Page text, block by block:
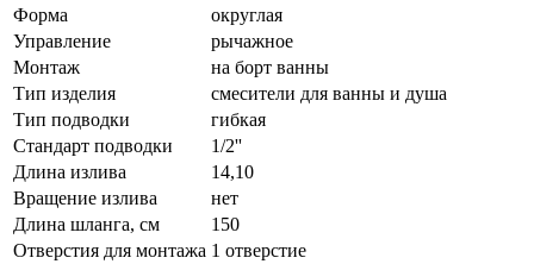
Форма
округлая
Управление
рычажное
Монтаж
на борт ванны
Тип изделия
смесители для ванны и душа
Тип подводки
гибкая
Стандарт подводки
1/2''
Длина излива
14,10
Вращение излива
нет
Длина шланга, см
150
Отверстия для монтажа 1 отверстие